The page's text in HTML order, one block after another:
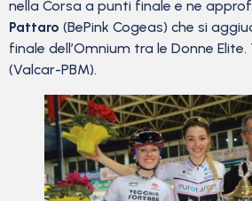
nella Corsa a punti finale e ne
Pattaro (BePink Cogeas) che si
finale dell’Omnium tra le Donne Elite.
(Valcar-PBM).